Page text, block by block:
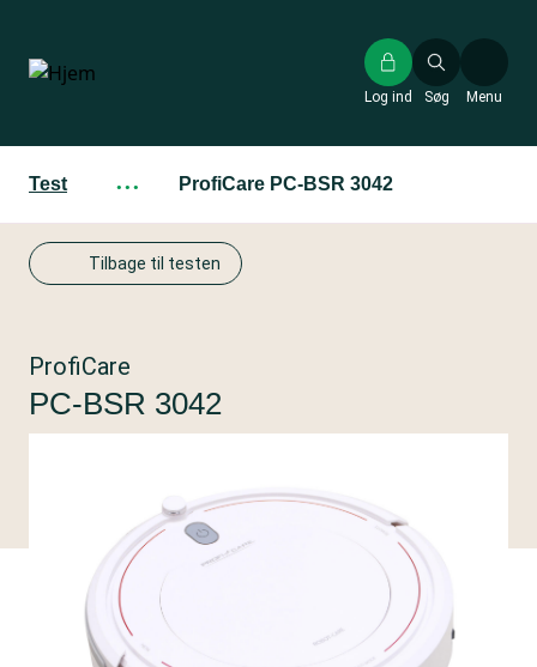
hovedindhold
Søg
Log ind Menu
Test ··· ProfiCare PC-BSR 3042
Tilbage til testen
ProfiCare
PC-BSR 3042